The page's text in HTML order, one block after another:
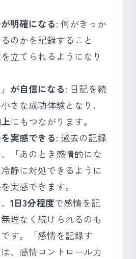
明確になる: 何がきっか
のかを記録すること
立てられるようになり
が自信になる: 日記を続
さな成功体験となり、
にもつながります。
実感できる: 過去の記録
「あのとき感情的にな
静に対処できるように
実感できます。
1日3分程度で感情を記
理なく続けられるのも
す。「感情を記録す
、感情コントロール力